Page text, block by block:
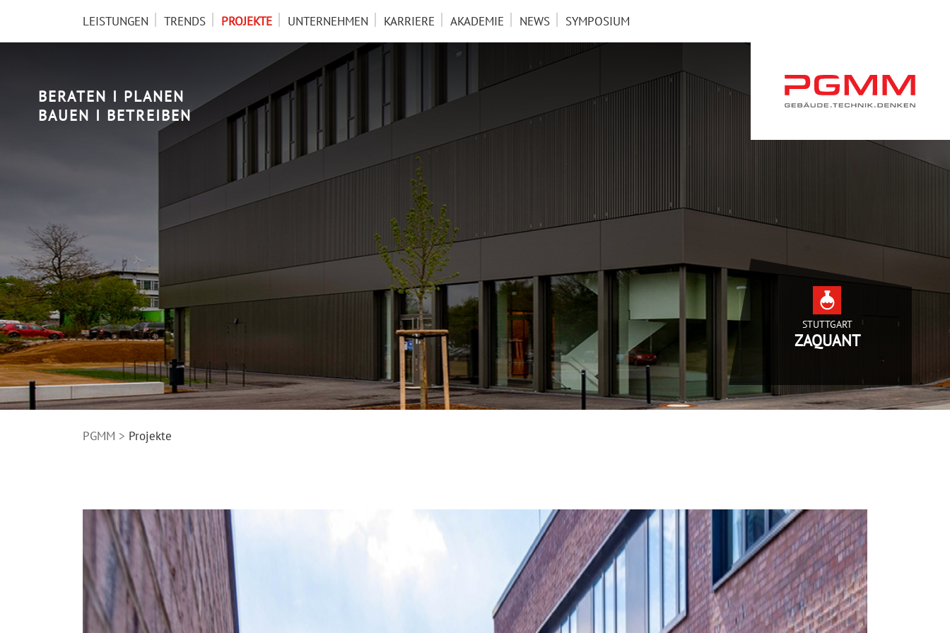
ÜBERSPRINGEN
LEISTUNGEN TRENDS PROJEKTE UNTERNEHMEN KARRIERE AKADEMIE NEWS SYMPOSIUM
BERATEN I PLANEN
BAUEN I BETREIBEN
STUTTGART
ZAQUANT
PGMM Projekte